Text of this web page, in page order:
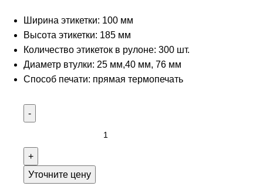
Ширина этикетки: 100 мм
Высота этикетки: 185 мм
Количество этикеток в рулоне: 300 шт.
Диаметр втулки: 25 мм,40 мм, 76 мм
Способ печати: прямая термопечать
Уточните цену